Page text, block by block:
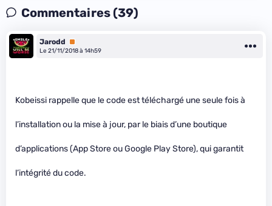
Commentaires (39)
Jarodd
Premium
Le 21/11/2018 à 14h59
Kobeissi rappelle que le code est téléchargé une seule fois à
l’installation ou la mise à jour, par le biais d’une boutique
d’applications (App Store ou Google Play Store), qui garantit
l’intégrité du code.